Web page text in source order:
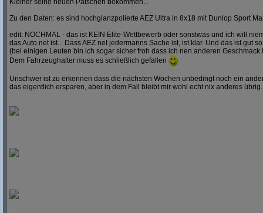
Kleiner seine neuen Patschen bekommen...
Zu den Daten: es sind hochglanzpolierte AEZ Ultra in 8x18 mit Dunlop Sport
edit: NOCHMAL - das ist KEIN Elite-Wettbewerb oder sonstwas und ich will
das Auto net ist.. Dass AEZ net jedermanns Sache ist, ist klar. Und das ist gut
(bei einigen Leuten bin ich sogar sicher froh dass ich nen anderen Geschmack
Dem Fahrzeughalter muss es schließlich gefallen
Unschwer ist zu erkennen dass die nächsten Wochen unbedingt noch ein
das eigentlich ersparen, aber in dem Fall bleibt mir wohl echt nix anderes